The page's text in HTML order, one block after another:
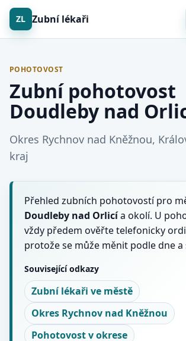
ZL Zubní lékaři
POHOTOVOST
Zubní pohotovost
Doudleby nad
Okres Rychnov nad Kněžnou,
kraj
Přehled zubních pohotovostí pro
Doudleby nad Orlicía okolí. U
vždy předem ověřte telefonicky
protože se může měnit podle dne a
Související odkazy
Zubní lékaři ve městě
Okres Rychnov nad Kněžnou
Pohotovost v okrese